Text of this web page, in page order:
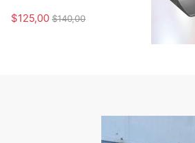
$125,00 $140,00